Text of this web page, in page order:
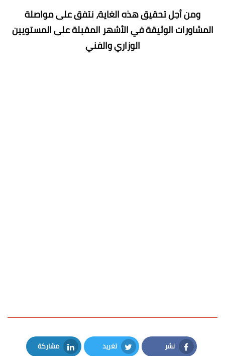
ومن أجل تحقيق هذه الغاية، نتفق على مواصلة
المشاورات الوثيقة في الأشهر المقبلة على المستويين
الوزاري والفني
نشر تغريد مشاركة